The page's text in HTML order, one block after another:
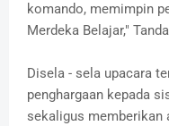
komando, memimpin
Merdeka Belajar,"
Disela - sela upacara
penghargaan kepada
sekaligus memberikan